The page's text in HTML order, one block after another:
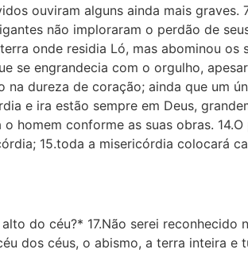
ouviram alguns ainda mais graves.
não imploraram o perdão de
onde residia Ló, mas abominou os
se engrandecia com o orgulho,
na dureza de coração; ainda que um
e ira estão sempre em Deus,
homem conforme as suas obras.
15.toda a misericórdia colocará
do céu?* 17.Não serei reconhecido
dos céus, o abismo, a terra inteira e